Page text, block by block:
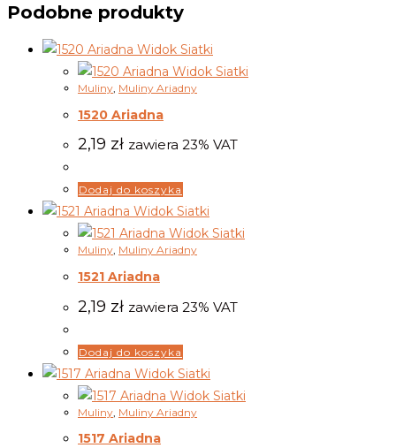
Podobne produkty
Widok Siatki
Widok Siatki
Muliny, Muliny Ariadny
1520 Ariadna
2,19 zł zawiera 23% VAT
Dodaj do koszyka
Widok Siatki
Widok Siatki
Muliny, Muliny Ariadny
1521 Ariadna
2,19 zł zawiera 23% VAT
Dodaj do koszyka
Widok Siatki
Widok Siatki
Muliny Muliny Ariadny
1517 Ariadna